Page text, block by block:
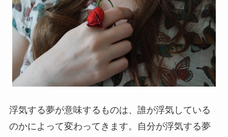
浮気する夢が意味するものは、誰が浮気している
のかによって変わってきます。自分が浮気する夢